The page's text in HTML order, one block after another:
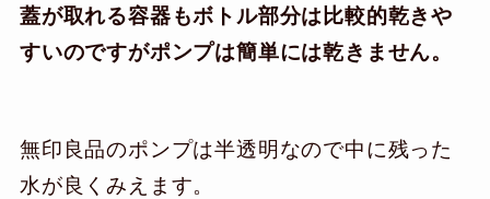
蓋が取れる容器もボトル部分は比較的乾きや
すいのですがポンプは簡単には乾きません。
無印良品のポンプは半透明なので中に残った
水が良くみえます。